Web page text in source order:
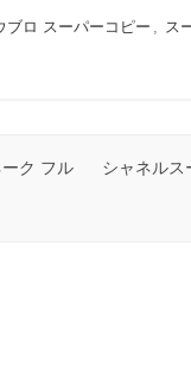
ブロ スーパーコピー , ス
ク フル
シャネルス